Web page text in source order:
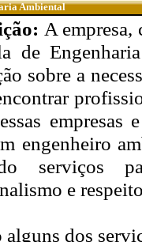
Ambiental
A
de
sobre a
empresas
engenheiro
serviços
e
alguns dos